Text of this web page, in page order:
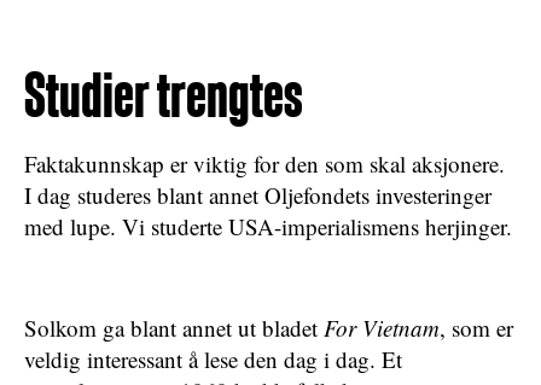
Studier trengtes
Faktakunnskap er viktig for den som skal aksjonere.
I dag studeres blant annet Oljefondets investeringer
med lupe. Vi studerte USA-imperialismens herjinger.
Solkom ga blant annet ut bladet For Vietnam, som er
veldig interessant å lese den dag i dag. Et